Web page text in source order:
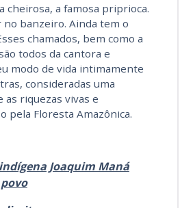
cheirosa, a famosa priprioca.
banzeiro. Ainda tem o
chamados, bem como a
todos da cantora e
modo de vida intimamente
consideradas uma
riquezas vivas e
pela Floresta Amazônica.
Joaquim Maná